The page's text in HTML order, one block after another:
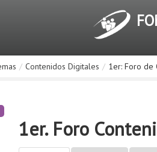
/ Contenidos Digitales / 1er: Foro de
1er. Foro